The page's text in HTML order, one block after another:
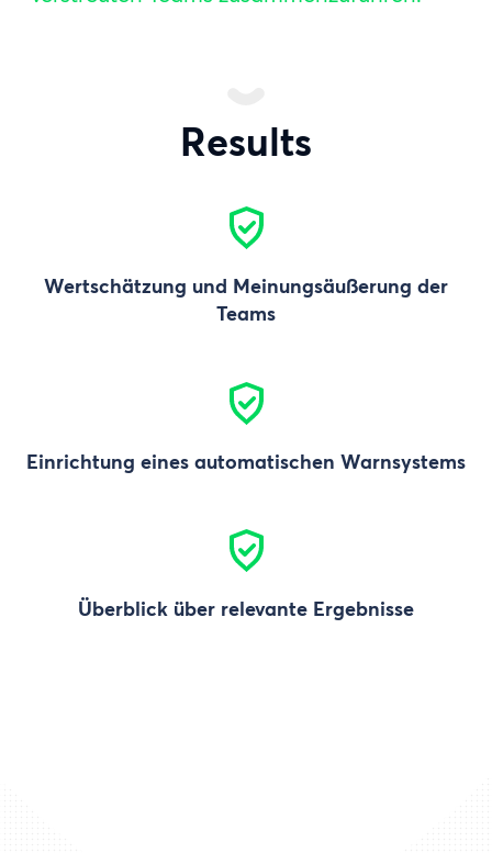
Results
Wertschätzung und Meinungsäußerung der
Teams
Einrichtung eines automatischen Warnsystems
Überblick über relevante Ergebnisse